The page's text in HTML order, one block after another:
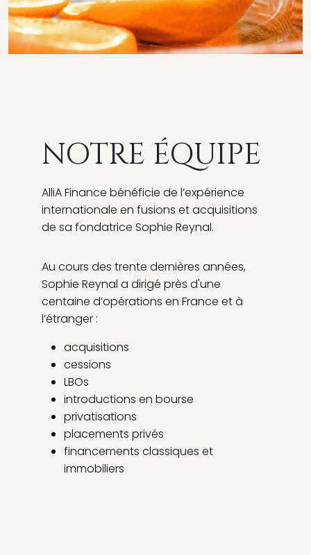
NOTRE ÉQUIPE
AlliA Finance bénéficie de l’expérience
internationale en fusions et acquisitions
de sa fondatrice Sophie Reynal.
Au cours des trente dernières années,
Sophie Reynal a dirigé près d'une
centaine d’opérations en France et à
l’étranger :
acquisitions
cessions
LBOs
introductions en bourse
privatisations
placements privés
financements classiques et
immobiliers